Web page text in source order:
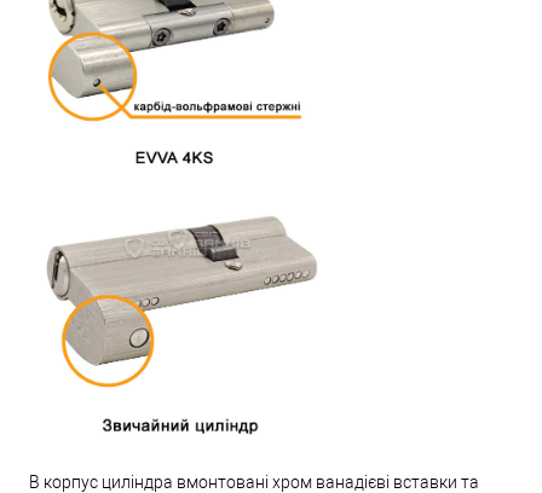
В корпус циліндра вмонтовані хром ванадієві вставки та